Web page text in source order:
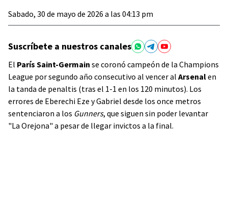
Sabado, 30 de mayo de 2026 a las 04:13 pm
Suscríbete a nuestros canales
El París Saint-Germain se coronó campeón de la Champions
League por segundo año consecutivo al vencer al Arsenalen
la tanda de penaltis (tras el 1-1 en los 120 minutos). Los
errores de Eberechi Eze y Gabriel desde los once metros
sentenciaron a los Gunners, que siguen sin poder levantar
"La Orejona" a pesar de llegar invictos a la final.